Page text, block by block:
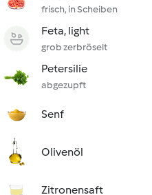
frisch, in Scheiben
Feta, light
grob zerbröselt
Petersilie
abgezupft
Senf
Olivenöl
Zitronensaft